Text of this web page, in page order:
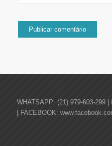
WHATSAPP: (21) 979-603-299
| FACEBOOK: